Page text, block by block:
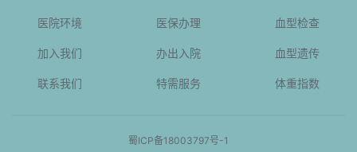
医院环境
加入我们
联系我们
医保办理
办出入院
特需服务
血型检查
血型遗传
体重指数
蜀ICP备18003797号-1